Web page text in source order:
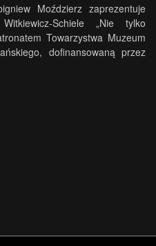
Moździerz zaprezentuje
Schiele „Nie tylko
Towarzystwa Muzeum
dofinansowaną przez